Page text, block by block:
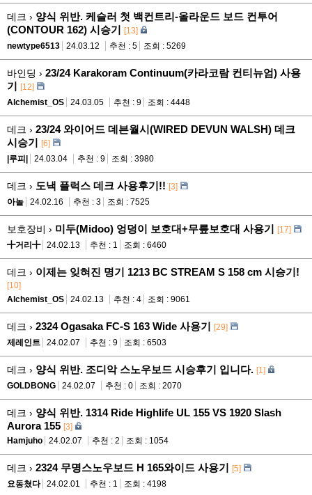
데크 › 양식 위반. 케슬러 첫 백컨트리-올라운드 보드 컨투어
(CONTOUR 162) 시승기 [13]
newtype6513
24.03.12 추천 : 5 조회 : 5269
바인딩 › 23/24 Karakoram Continuum(카라코람 컨티뉴엄) 사용
기 [12]
Alchemist_OS
24.03.05 추천 : 9 조회 : 4448
데크 › 23/24 와이어드 데븐월시(WIRED DEVUN WALSH) 데크
시승기 [6]
|루피|
24.03.04 추천 : 9 조회 : 3980
데크 › 도낵 플럭스 데크 사용후기!! [3]
아놀
24.02.16 추천 : 3 조회 : 7525
보호장비 › 미두(Midoo) 엉덩이 보호대+무릎보호대 사용기 [17]
╋거리╋
24.02.13 추천 : 1 조회 : 6460
데크 › 이제는 잊혀진 명기 1213 BC STREAM S 158 cm 시승기!
[10]
Alchemist_OS
24.02.13 추천 : 4 조회 : 9061
데크 › 2324 Ogasaka FC-S 163 Wide 사용기 [29]
제레인트
24.02.07 추천 : 9 조회 : 6503
데크 › 양식 위반. 조디악 스노우보드 시승후기 입니다. [1]
GOLDBONG
24.02.07 추천 : 0 조회 : 2070
데크 › 양식 위반. 1314 Ride Highlife UL 155 VS 1920 Slash
Aurora 155 [3]
Hamjuho
24.02.07 추천 : 2 조회 : 1054
데크 › 2324 무명스노우보드 H 165와이드 사용기 [5]
요동쳤다
24.02.01 추천 : 1 조회 : 4198